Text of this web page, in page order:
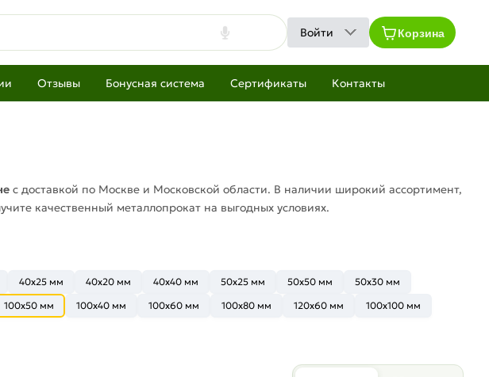
Войти Корзина
Отзывы Бонусная система Сертификаты Контакты
с доставкой по Москве и Московской области. В наличии широкий ассортимент,
качественный металлопрокат на выгодных условиях.
40x25 мм 40x20 мм 40x40 мм 50x25 мм 50x50 мм
50x30 мм
100x50 мм 100x40 мм 100x60 мм 100x80 мм 120x60 мм
100x100 мм